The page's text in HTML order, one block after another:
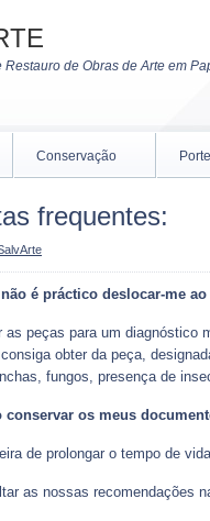
Restauro de Obras de Arte em
Conservação
frequentes:
é práctico deslocar-me
as peças para um diagnóstico
obter da peça,
fungos, presença de
conservar os meus
de prolongar o tempo de
as nossas recomendações